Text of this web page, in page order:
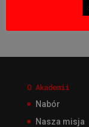
O Akademii
Nabór
Nasza misja